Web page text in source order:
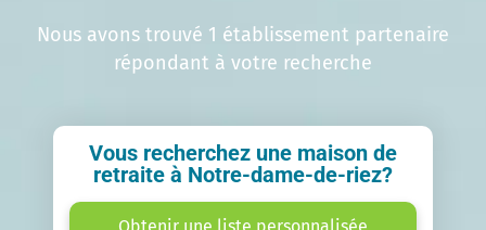
Nous avons trouvé 1 établissement partenaire
répondant à votre recherche
Vous recherchez une maison de
retraite à Notre-dame-de-riez?